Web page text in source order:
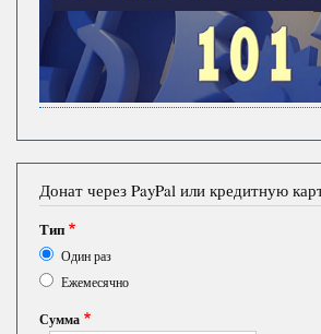
Донат через PayPal или кредитную
Тип
Один раз
Ежемесячно
Сумма